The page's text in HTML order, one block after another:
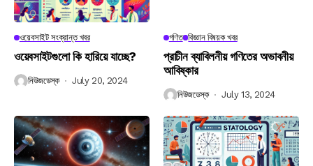
ওয়েবসাইট সংক্রান্ত খবর
ওয়েবসাইটগুলো কি হারিয়ে যাচ্ছে?
নিউজডেস্ক July 20, 2024
গণিত বিজ্ঞান বিষয়ক খবর
প্রাচীন ব্যাবিলনীয় গণিতের অভাবনীয়
আবিষ্কার
নিউজডেস্ক July 13, 2024